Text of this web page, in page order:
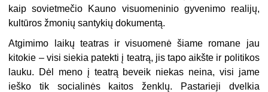
kaip sovietmečio Kauno visuomeninio gyvenimo realijų,
kultūros žmonių santykių dokumentą.
Atgimimo laikų teatras ir visuomenė šiame romane jau
kitokie – visi siekia patekti į teatrą, jis tapo aikšte ir politikos
lauku. Dėl meno į teatrą beveik niekas neina, visi jame
ieško tik socialinės kaitos ženklų. Pastarieji dvelkia